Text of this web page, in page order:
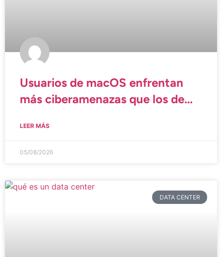
Usuarios de macOS enfrentan
más ciberamenazas que los de
LEER MÁS
05/08/2026
DATA CENTER